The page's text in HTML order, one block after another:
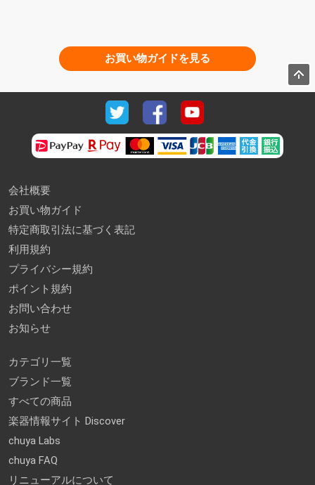
お買い物ガイドを見る
会社概要
お買い物ガイド
特定商取引法に基づく表記
利用規約
プライバシー規約
ポイント規約
お問い合わせ
お知らせ
カテゴリ一覧
ブランド一覧
すべての商品
楽器情報サイト Discover
chuya Labs
chuya FAQ
リニューアルについて